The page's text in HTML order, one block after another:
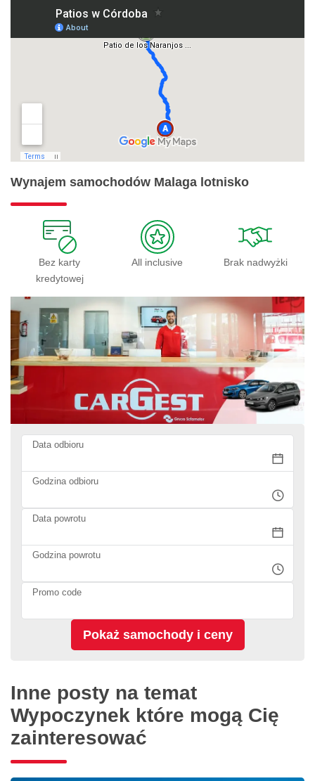
Wynajem samochodów Malaga lotnisko
Bez karty
kredytowej
All inclusive Brak nadwyżki
Data odbioru
Godzina odbioru
Data powrotu
Godzina powrotu
Promo code
Inne posty na temat
Wypoczynek które mogą Cię
zainteresować